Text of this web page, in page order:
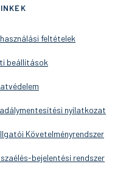
feltételek
beállítások
nyilatkozat
Követelményrendszer
bejelentési rendszer